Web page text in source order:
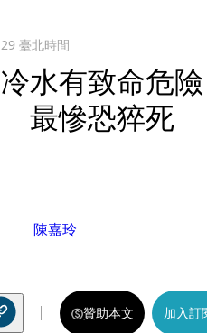
臺北時間
水有致命危
最慘恐猝死
陳嘉玲
贊助本文 加入訂